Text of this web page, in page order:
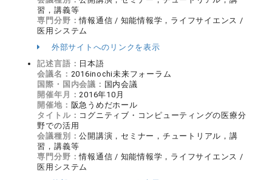
習，講義等
専門分野：情報通信 / 知能情報学，ライフサイエンス /
医用システム
外部サイトへのリンクを表示
記述言語： 日本語
会議名： 2016inochi未来フォーラム
国際・国内会議： 国内会議
開催年月：2016年10月
開催地： 阪急うめだホール
タイトル： コグニティブ・コンピューティングの医療分
野での活用
会議種別：公開講演，セミナー，チュートリアル，講
習，講義等
専門分野：情報通信 / 知能情報学，ライフサイエンス /
医用システム